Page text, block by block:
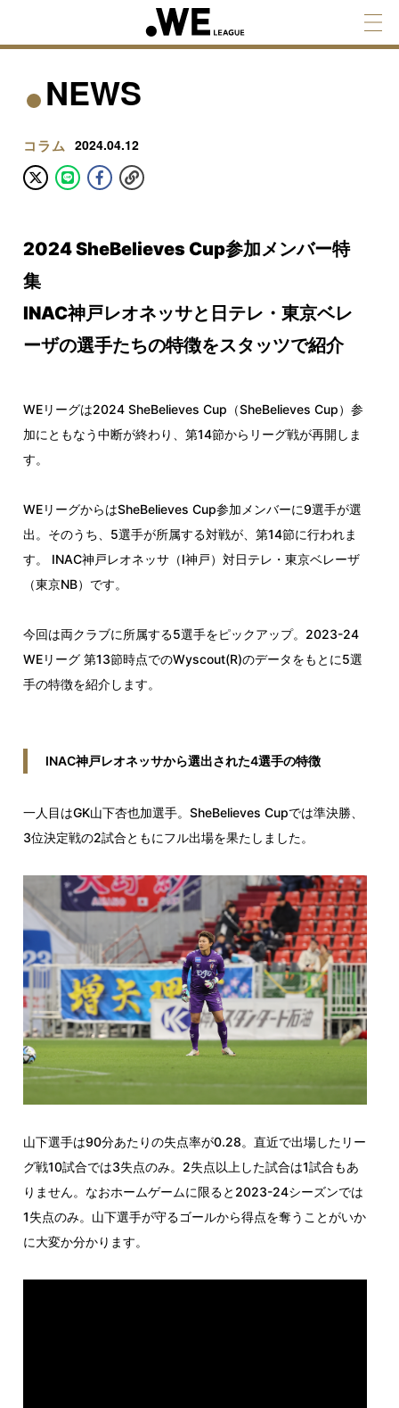
NEWS
コラム 2024.04.12
2024 SheBelieves Cup参加メンバー特
集
INAC神戸レオネッサと日テレ・東京ベレ
ーザの選手たちの特徴をスタッツで紹介
WEリーグは2024 SheBelieves Cup（SheBelieves Cup）参
加にともなう中断が終わり、第14節からリーグ戦が再開しま
す。
WEリーグからはSheBelieves Cup参加メンバーに9選手が選
出。そのうち、5選手が所属する対戦が、第14節に行われま
す。 INAC神戸レオネッサ（I神戸）対日テレ・東京ベレーザ
（東京NB）です。
今回は両クラブに所属する5選手をピックアップ。2023-24
WEリーグ 第13節時点でのWyscout(R)のデータをもとに5選
手の特徴を紹介します。
INAC神戸レオネッサから選出された4選手の特徴
一人目はGK山下杏也加選手。SheBelieves Cupでは準決勝、
3位決定戦の2試合ともにフル出場を果たしました。
山下選手は90分あたりの失点率が0.28。直近で出場したリー
グ戦10試合では3失点のみ。2失点以上した試合は1試合もあ
りません。なおホームゲームに限ると2023-24シーズンでは
1失点のみ。山下選手が守るゴールから得点を奪うことがいか
に大変か分かります。